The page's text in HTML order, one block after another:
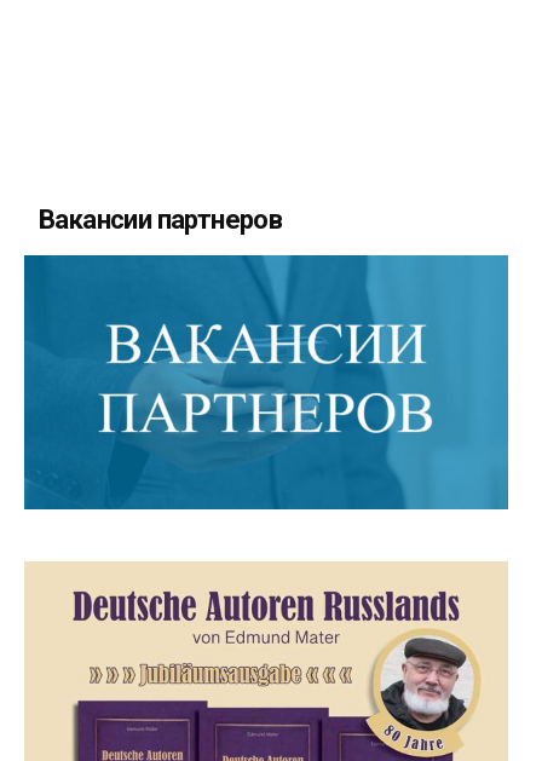
Вакансии партнеров